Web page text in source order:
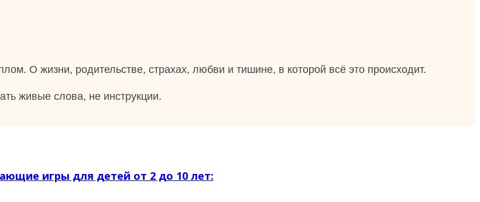
О жизни, родительстве, страхах, любви и тишине, в которой всё это происходит.
живые слова, не инструкции.
игры для детей от 2 до 10 лет: